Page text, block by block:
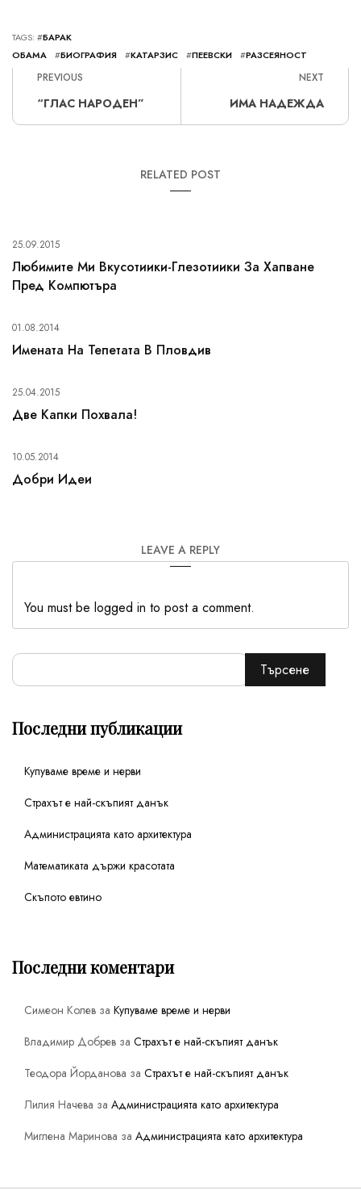
TAGS: #БАРАК
ОБАМА
#БИОГРАФИЯ #КАТАРЗИС #ПЕЕВСКИ #РАЗСЕЯНОСТ
PREVIOUS
“ГЛАС НАРОДЕН”
NEXT
ИМА НАДЕЖДА
RELATED POST
25.09.2015
Любимите Ми Вкусотиики-Глезотиики За Хапване
Пред Компютъра
01.08.2014
Имената На Тепетата В Пловдив
25.04.2015
Две Капки Похвала!
10.05.2014
Добри Идеи
LEAVE A REPLY
You must be logged in to post a comment.
Търсене
Последни публикации
Купуваме време и нерви
Страхът е най-скъпият данък
Администрацията като архитектура
Математиката държи красотата
Скъпото евтино
Последни коментари
Симеон Колев за Купуваме време и нерви
Владимир Добрев за Страхът е най-скъпият данък
Теодора Йорданова за Страхът е най-скъпият данък
Лилия Начева за Администрацията като архитектура
Миглена Маринова за Администрацията като архитектура